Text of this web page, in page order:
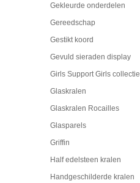
Gekleurde onderdelen
Gereedschap
Gestikt koord
Gevuld sieraden display
Girls Support Girls collectie
Glaskralen
Glaskralen Rocailles
Glasparels
Griffin
Half edelsteen kralen
Handgeschilderde kralen